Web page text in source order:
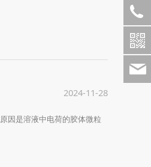
2024-11-28
因是溶液中电荷的胶体微粒